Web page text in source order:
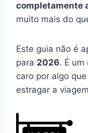
completamente
muito mais do
Este guia não é
para 2026. É um
caro por algo
estragar a